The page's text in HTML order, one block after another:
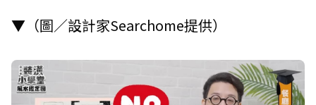
▼（圖／設計家Searchome提供）